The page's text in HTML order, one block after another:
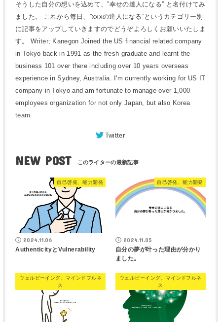
そうした自分の想いを込めて、”幸せの達人になる” と名付けてみ
ました。 これから毎日、”xxxの達人になる”というカテゴリー別
に記事をアップしていきますのでどうぞよろしくお願いいたしま
す。 Writer; Kanegon Joined the US financial related company
in Tokyo back in 1991 as the fresh graduate and learnt the
business 101 over there including over 10 years overseas
experience in Sydney, Australia. I'm currently working for US IT
company in Tokyo and am fortunate to manage over 1,000
employees organization for not only Japan, but also Korea
team.
Twitter
NEW POST
自己啓発、能力開発
2024.11.06
AuthenticityとVulnerability
自己啓発、能力開発
2024.11.05
自分の夢が叶った理由が分かり
ました。
ウェルビーイング、マインドフルネ
ス
ウェルビーイング、マインドフルネ
ス